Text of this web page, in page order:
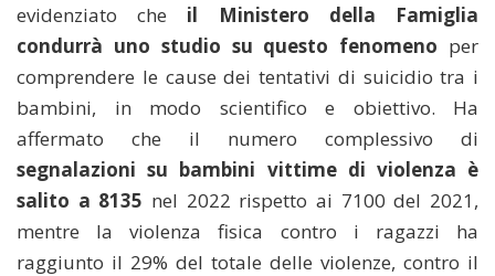
evidenziato che il Ministero della Famiglia
condurrà uno studio su questo fenomeno per
comprendere le cause dei tentativi di suicidio tra i
bambini, in modo scientifico e obiettivo. Ha
affermato che il numero complessivo di
segnalazioni su bambini vittime di violenza è
salito a 8135 nel 2022 rispetto ai 7100 del 2021,
mentre la violenza fisica contro i ragazzi ha
raggiunto il 29% del totale delle violenze, contro il